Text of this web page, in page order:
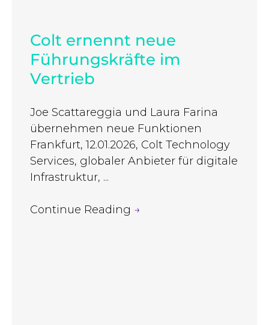
Colt ernennt neue
Führungskräfte im
Vertrieb
Joe Scattareggia und Laura Farina
übernehmen neue Funktionen
Frankfurt, 12.01.2026, Colt Technology
Services, globaler Anbieter für digitale
Infrastruktur, ...
Continue Reading →